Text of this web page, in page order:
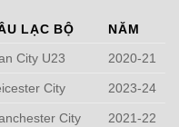
LẠC BỘ
NĂM
City U23 2020-21
City 2023-24
City 2021-22